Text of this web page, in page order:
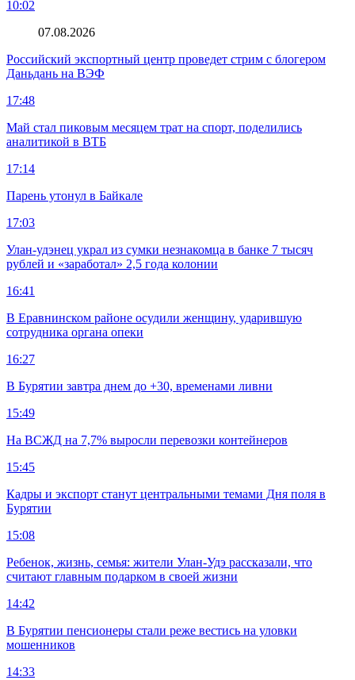
10:02
07.08.2026
Российский экспортный центр проведет стрим с блогером
Даньдань на ВЭФ
17:48
Май стал пиковым месяцем трат на спорт, поделились
аналитикой в ВТБ
17:14
Парень утонул в Байкале
17:03
Улан-удэнец украл из сумки незнакомца в банке 7 тысяч
рублей и «заработал» 2,5 года колонии
16:41
В Еравнинском районе осудили женщину, ударившую
сотрудника органа опеки
16:27
В Бурятии завтра днем до +30, временами ливни
15:49
На ВСЖД на 7,7% выросли перевозки контейнеров
15:45
Кадры и экспорт станут центральными темами Дня поля в
Бурятии
15:08
Ребенок, жизнь, семья: жители Улан-Удэ рассказали, что
считают главным подарком в своей жизни
14:42
В Бурятии пенсионеры стали реже вестись на уловки
мошенников
14:33